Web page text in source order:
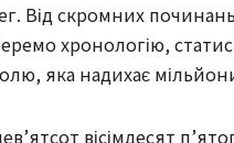
Від скромних
хронологію,
яка надихає
вісімдесят